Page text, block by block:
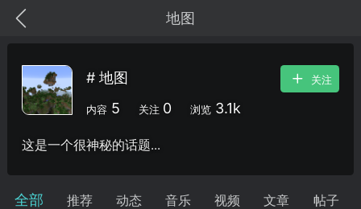
地图
# 地图
内容 5 关注 0 浏览 3.1k
关注
这是一个很神秘的话题...
全部 推荐 动态 音乐 视频 文章 帖子